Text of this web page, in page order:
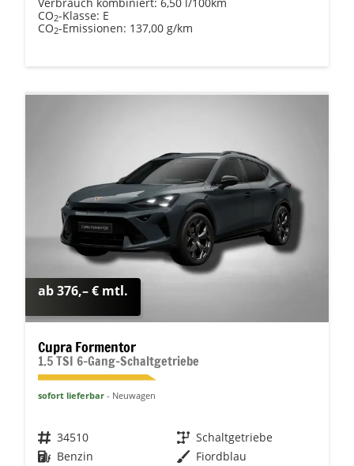
CO2-Klasse: E
CO2-Emissionen: 137,00 g/km
ab 376,– € mtl.
Cupra Formentor
1.5 TSI 6-Gang-Schaltgetriebe
sofort lieferbar Neuwagen
Fahrzeugnr. 34510 Getriebe Schaltgetriebe
Kraftstoff Benzin Außenfarbe Fiordblau